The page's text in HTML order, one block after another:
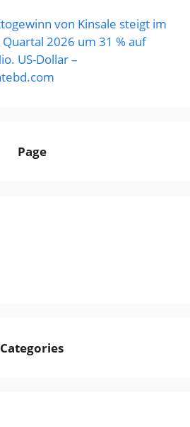
von Kinsale steigt im
2026 um 31 % auf
US-Dollar –
Page
Categories